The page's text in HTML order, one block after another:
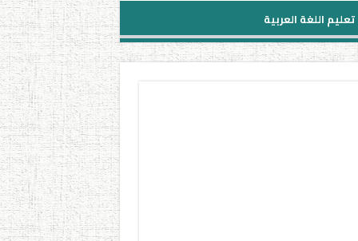
تعليم اللغة العربية